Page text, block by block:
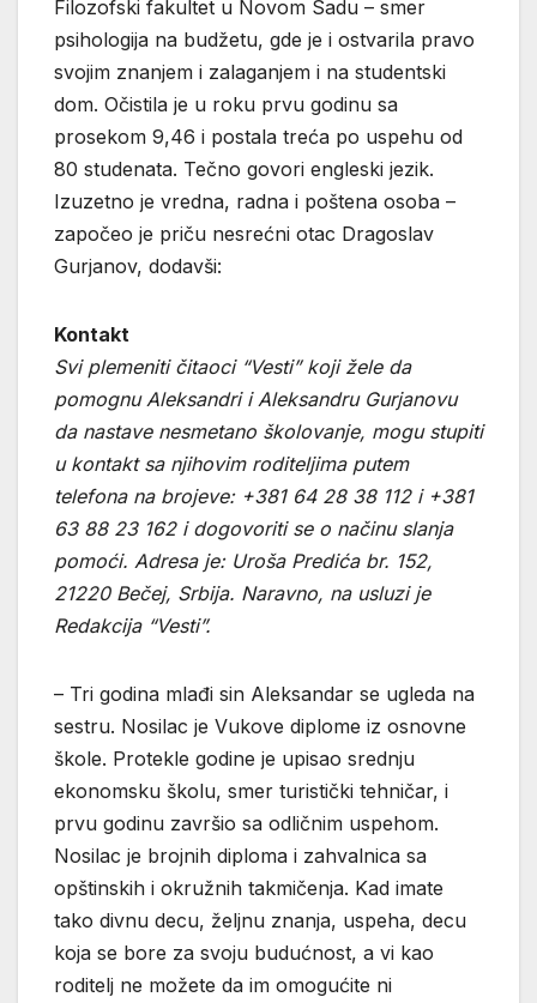
Filozofski fakultet u Novom Sadu – smer
psihologija na budžetu, gde je i ostvarila pravo
svojim znanjem i zalaganjem i na studentski
dom. Očistila je u roku prvu godinu sa
prosekom 9,46 i postala treća po uspehu od
80 studenata. Tečno govori engleski jezik.
Izuzetno je vredna, radna i poštena osoba –
započeo je priču nesrećni otac Dragoslav
Gurjanov, dodavši:
Kontakt
Svi plemeniti čitaoci “Vesti” koji žele da
pomognu Aleksandri i Aleksandru Gurjanovu
da nastave nesmetano školovanje, mogu stupiti
u kontakt sa njihovim roditeljima putem
telefona na brojeve: +381 64 28 38 112 i +381
63 88 23 162 i dogovoriti se o načinu slanja
pomoći. Adresa je: Uroša Predića br. 152,
21220 Bečej, Srbija. Naravno, na usluzi je
Redakcija “Vesti”.
– Tri godina mlađi sin Aleksandar se ugleda na
sestru. Nosilac je Vukove diplome iz osnovne
škole. Protekle godine je upisao srednju
ekonomsku školu, smer turistički tehničar, i
prvu godinu završio sa odličnim uspehom.
Nosilac je brojnih diploma i zahvalnica sa
opštinskih i okružnih takmičenja. Kad imate
tako divnu decu, željnu znanja, uspeha, decu
koja se bore za svoju budućnost, a vi kao
roditelj ne možete da im omogućite ni